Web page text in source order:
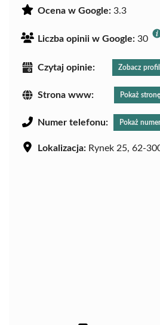
Ocena w Google: 3.3
Liczba opinii w Google: 30
Czytaj opinie: Zobacz profil
Strona www: Pokaż stronę
Numer telefonu: Pokaż numer
Lokalizacja: Rynek 25, 62-